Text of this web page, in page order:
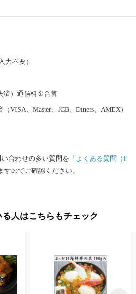
など農産物の生産も盛んです。
力不要）
済）通信料金合算
VISA、Master、JCB、Diners、AMEX）
合わせの多い質問を 「よくある質問（F
すのでご確認ください。
人はこちらもチェック